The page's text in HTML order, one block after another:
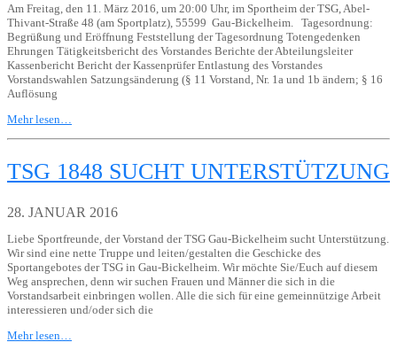
Am Freitag, den 11. März 2016, um 20:00 Uhr, im Sportheim der TSG, Abel-
Thivant-Straße 48 (am Sportplatz), 55599 Gau-Bickelheim. Tagesordnung:
Begrüßung und Eröffnung Feststellung der Tagesordnung Totengedenken
Ehrungen Tätigkeitsbericht des Vorstandes Berichte der Abteilungsleiter
Kassenbericht Bericht der Kassenprüfer Entlastung des Vorstandes
Vorstandswahlen Satzungsänderung (§ 11 Vorstand, Nr. 1a und 1b ändern; § 16
Auflösung
Mehr lesen…
TSG 1848 SUCHT UNTERSTÜTZUNG
28. JANUAR 2016
Liebe Sportfreunde, der Vorstand der TSG Gau-Bickelheim sucht Unterstützung.
Wir sind eine nette Truppe und leiten/gestalten die Geschicke des
Sportangebotes der TSG in Gau-Bickelheim. Wir möchte Sie/Euch auf diesem
Weg ansprechen, denn wir suchen Frauen und Männer die sich in die
Vorstandsarbeit einbringen wollen. Alle die sich für eine gemeinnützige Arbeit
interessieren und/oder sich die
Mehr lesen…